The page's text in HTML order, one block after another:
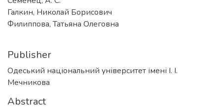
Галкин, Николай Борисович
Филиппова, Татьяна Олеговна
Publisher
Одеський національний університет імені І. І.
Мечникова
Abstract